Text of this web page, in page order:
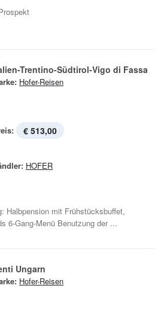
Trentino-Südtirol-Vigo di Fassa
Hofer-Reisen
€ 513,00
HOFER
Halbpension mit Frühstücksbuffet,
6-Gang-Menü Benutzung der ...
Ungarn
Hofer-Reisen